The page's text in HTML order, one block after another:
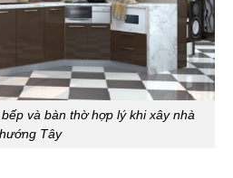
và bàn thờ hợp lý khi xây nhà
hướng Tây